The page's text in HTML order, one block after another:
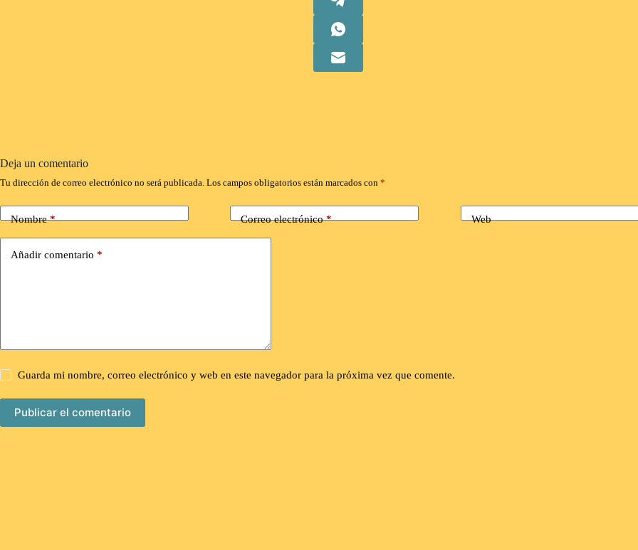
Deja un comentario
Tu dirección de correo electrónico no será publicada. Los campos obligatorios están marcados con *
Nombre* Correo electrónico* Web
Añadir comentario *
Guarda mi nombre, correo electrónico y web en este navegador para la próxima vez que comente.
Publicar el comentario